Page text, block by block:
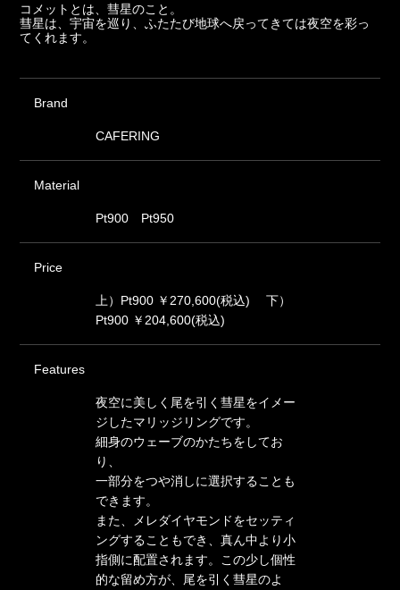
コメットとは、彗星のこと。
彗星は、宇宙を巡り、ふたたび地球へ戻ってきては夜空を彩っ
てくれます。
Brand
CAFERING
Material
Pt900 Pt950
Price
上）Pt900 ￥270,600(税込) 下）
Pt900 ￥204,600(税込)
Features
夜空に美しく尾を引く彗星をイメー
ジしたマリッジリングです。
細身のウェーブのかたちをしてお
り、
一部分をつや消しに選択することも
できます。
また、メレダイヤモンドをセッティ
ングすることもでき、真ん中より小
指側に配置されます。この少し個性
的な留め方が、尾を引く彗星のよ